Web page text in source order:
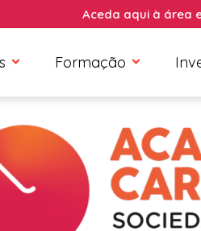
Aceda aqui à área
Formação